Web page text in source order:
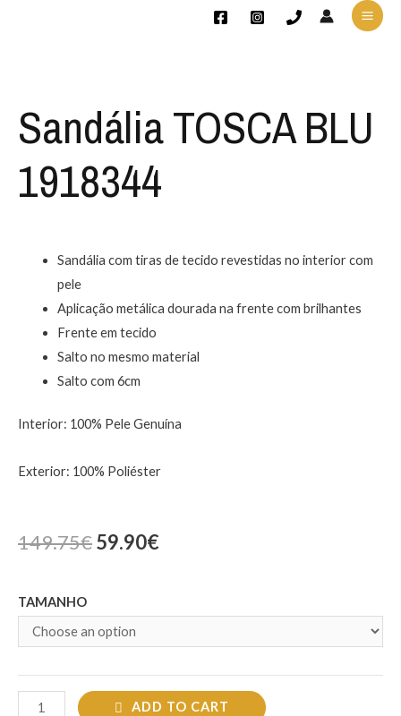
Sandália TOSCA BLU
1918344
Sandália com tiras de tecido revestidas no interior com
pele
Aplicação metálica dourada na frente com brilhantes
Frente em tecido
Salto no mesmo material
Salto com 6cm
Interior: 100% Pele Genuína
Exterior: 100% Poliéster
149.75€59.90€
TAMANHO
ADD TO CART